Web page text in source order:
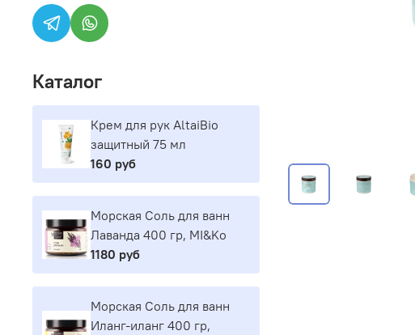
Каталог
Крем для рук AltaiBio
защитный 75 мл
160 руб
Морская Соль для ванн
Лаванда 400 гр, MI&Ko
1180 руб
Морская Соль для ванн
Иланг-иланг 400 гр,